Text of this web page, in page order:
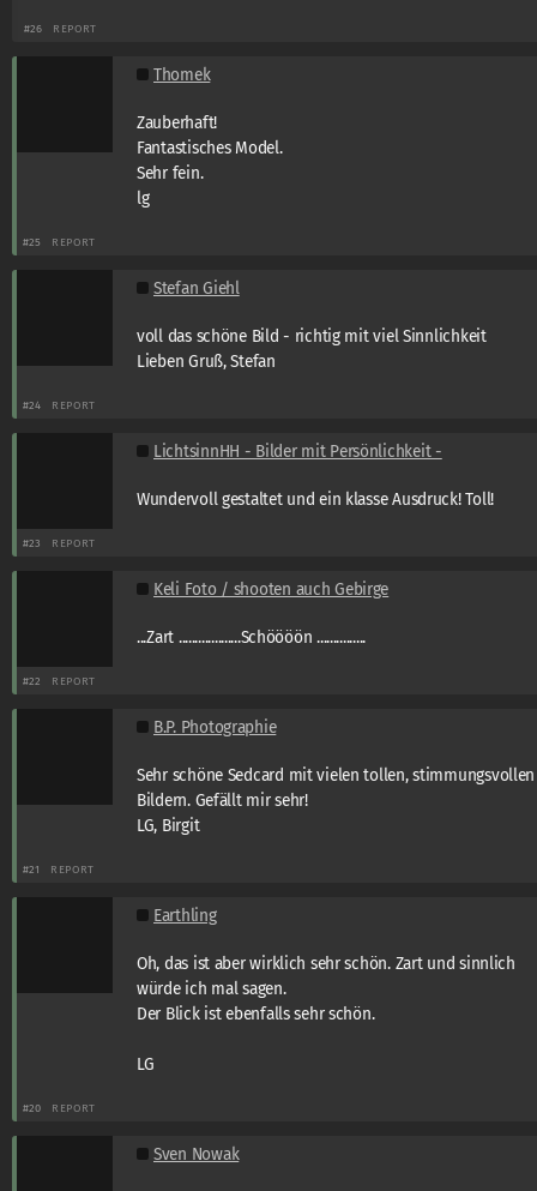
#26 REPORT
Thomek
Zauberhaft!
Fantastisches Model.
Sehr fein.
lg
#25 REPORT
Stefan Giehl
voll das schöne Bild - richtig mit viel Sinnlichkeit
Lieben Gruß, Stefan
#24 REPORT
LichtsinnHH - Bilder mit Persönlichkeit -
Wundervoll gestaltet und ein klasse Ausdruck! Toll!
#23 REPORT
Keli Foto / shooten auch Gebirge
...Zart ...................Schöööön ...............
#22 REPORT
B.P. Photographie
Sehr schöne Sedcard mit vielen tollen, stimmungsvollen
Bildern. Gefällt mir sehr!
LG, Birgit
#21 REPORT
Earthling
Oh, das ist aber wirklich sehr schön. Zart und sinnlich
würde ich mal sagen.
Der Blick ist ebenfalls sehr schön.
LG
#20 REPORT
Sven Nowak